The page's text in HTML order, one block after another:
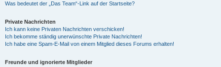
Was bedeutet der „Das Team“-Link auf der Startseite?
Private Nachrichten
Ich kann keine Privaten Nachrichten verschicken!
Ich bekomme ständig unerwünschte Private Nachrichten!
Ich habe eine Spam-E-Mail von einem Mitglied dieses Forums erhalten!
Freunde und ignorierte Mitglieder